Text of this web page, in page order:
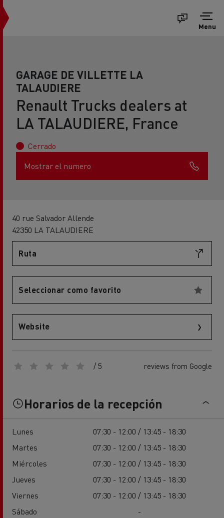
Menu
GARAGE DE VILLETTE LA
TALAUDIERE
Renault Trucks dealers at
LA TALAUDIERE, France
Cerrado
Mostrar el numero
40 rue Salvador Allende
42350 LA TALAUDIERE
Ruta
Seleccionar como favorito
Website
/ 5 reviews from Google
Horarios de la recepción
Lunes
07:30 - 12:00 / 13:45 - 18:30
Martes
07:30 - 12:00 / 13:45 - 18:30
Miércoles
07:30 - 12:00 / 13:45 - 18:30
Jueves
07:30 - 12:00 / 13:45 - 18:30
Viernes
07:30 - 12:00 / 13:45 - 18:30
Sábado
-